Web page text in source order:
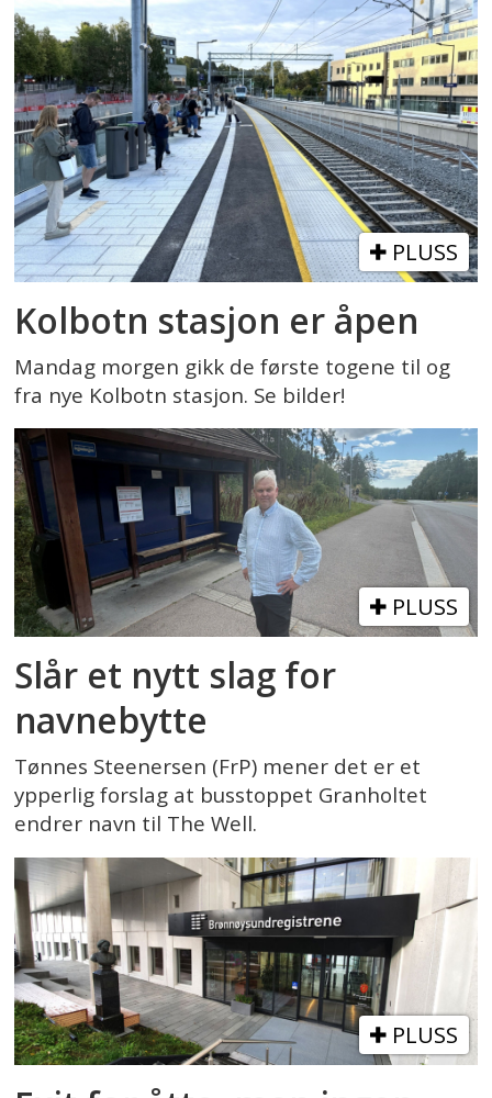
PLUSS
Kolbotn stasjon er åpen
Mandag morgen gikk de første togene til og
fra nye Kolbotn stasjon. Se bilder!
PLUSS
Slår et nytt slag for
navnebytte
Tønnes Steenersen (FrP) mener det er et
ypperlig forslag at busstoppet Granholtet
endrer navn til The Well.
PLUSS